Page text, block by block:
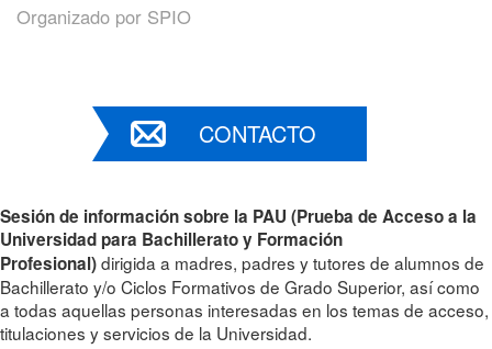
Organizado por SPIO
CONTACTO
Sesión de información sobre la PAU (Prueba de Acceso a la
Universidad para Bachillerato y Formación
Profesional)dirigida a madres, padres y tutores de alumnos de
Bachillerato y/o Ciclos Formativos de Grado Superior, así como
a todas aquellas personas interesadas en los temas de acceso,
titulaciones y servicios de la Universidad.